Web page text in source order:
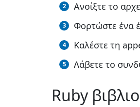
Ανοίξτε το
Φορτώστε ένα
Καλέστε τη
Λάβετε το
Ruby